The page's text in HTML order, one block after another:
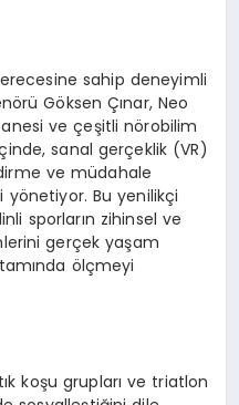
sahip deneyimli
Göksen Çınar, Neo
ve çeşitli nörobilim
sanal gerçeklik (VR)
ve müdahale
yönetiyor. Bu yenilikçi
sporların zihinsel ve
gerçek yaşam
ölçmeyi
koşu grupları ve triatlon